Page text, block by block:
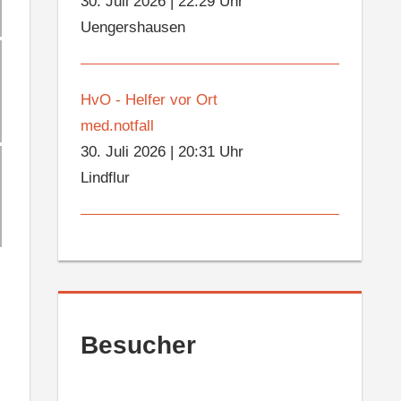
Uengershausen
HvO - Helfer vor Ort
med.notfall
30. Juli 2026 |20:31 Uhr
Lindflur
Besucher